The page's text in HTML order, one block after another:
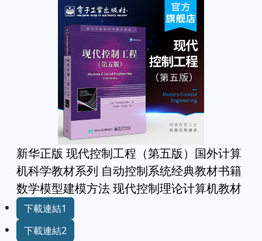
新华正版 现代控制工程（第五版）国外计算
机科学教材系列 自动控制系统经典教材书籍
数学模型建模方法 现代控制理论计算机教材
下載連結1
下載連結2